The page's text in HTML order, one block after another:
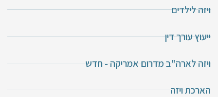
ויזה לילדים
ייעוץ עורך דין
ויזה לארה"ב מדרום אמריקה - חדש
הארכת ויזה